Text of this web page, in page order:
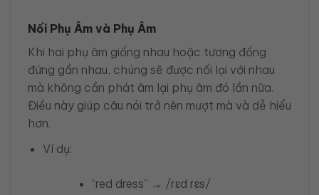
Nối Phụ Âm và Phụ Âm
Khi hai phụ âm giống nhau hoặc tương đồng
đứng gần nhau, chúng sẽ được nối lại với nhau
mà không cần phát âm lại phụ âm đó lần nữa.
Điều này giúp câu nói trở nên mượt mà và dễ hiểu
hơn.
Ví dụ:
“red dress” → /rɛd rɛs/